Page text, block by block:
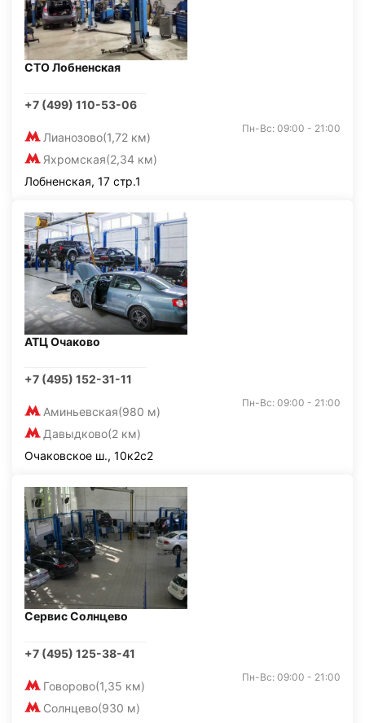
СТО Лобненская
+7 (499) 110-53-06
Лианозово(1,72 км)
Яхромская(2,34 км)
Пн-Вс: 09:00 - 21:00
Лобненская, 17 стр.1
АТЦ Очаково
+7 (495) 152-31-11
Аминьевская(980 м)
Давыдково(2 км)
Пн-Вс: 09:00 - 21:00
Очаковское ш., 10к2с2
Сервис Солнцево
+7 (495) 125-38-41
Говорово(1,35 км)
Солнцево(930 м)
Пн-Вс: 09:00 - 21:00